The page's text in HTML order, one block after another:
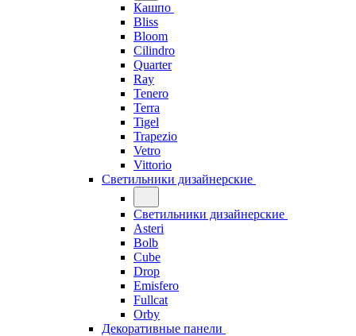
Кашпо
Bliss
Bloom
Cilindro
Quarter
Ray
Tenero
Terra
Tigel
Trapezio
Vetro
Vittorio
Светильники дизайнерские
Светильники дизайнерские
Asteri
Bolb
Cube
Drop
Emisfero
Fullcat
Orby
Декоративные панели